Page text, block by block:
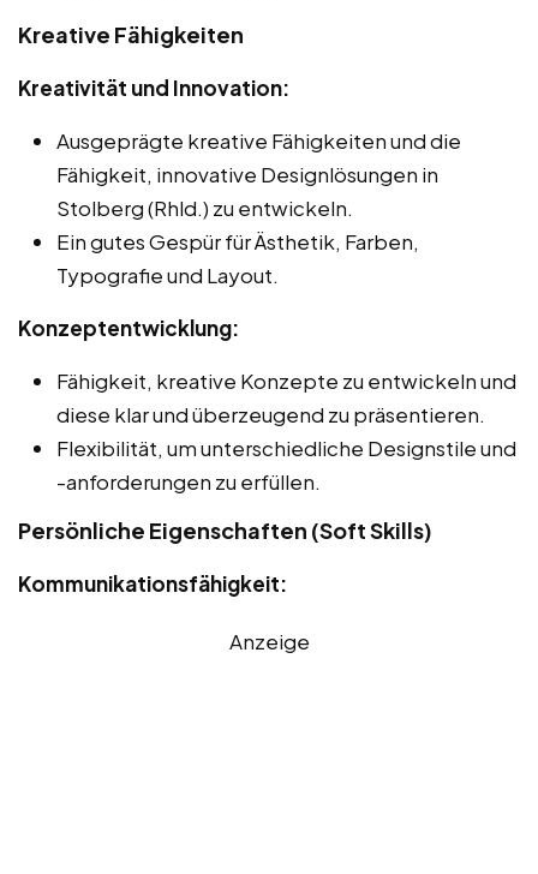
Kreative Fähigkeiten
Kreativität und Innovation:
Ausgeprägte kreative Fähigkeiten und die
Fähigkeit, innovative Designlösungen in
Stolberg (Rhld.) zu entwickeln.
Ein gutes Gespür für Ästhetik, Farben,
Typografie und Layout.
Konzeptentwicklung:
Fähigkeit, kreative Konzepte zu entwickeln und
diese klar und überzeugend zu präsentieren.
Flexibilität, um unterschiedliche Designstile und
-anforderungen zu erfüllen.
Persönliche Eigenschaften (Soft Skills)
Kommunikationsfähigkeit:
Anzeige